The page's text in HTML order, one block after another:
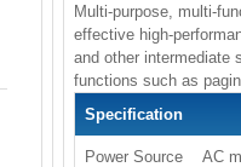
Multi-purpose, multi-
effective high-
and other intermediate
functions such as
Specification
Power Source AC